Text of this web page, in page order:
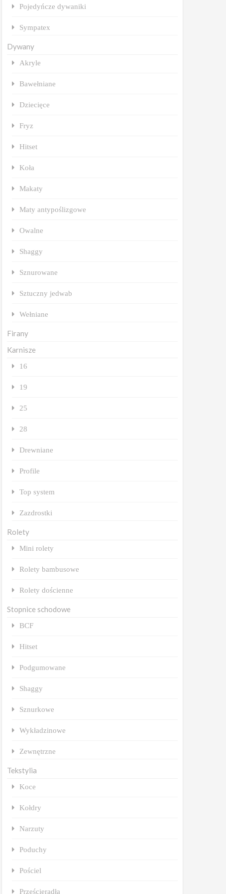
Pojedyńcze dywaniki
Sympatex
Dywany
Akryle
Bawełniane
Dziecięce
Fryz
Hitset
Koła
Makaty
Maty antypoślizgowe
Owalne
Shaggy
Sznurowane
Sztuczny jedwab
Wełniane
Firany
Karnisze
16
19
25
28
Drewniane
Profile
Top system
Zazdrostki
Rolety
Mini rolety
Rolety bambusowe
Rolety dościenne
Stopnice schodowe
BCF
Hitset
Podgumowane
Shaggy
Sznurkowe
Wykładzinowe
Zewnętrzne
Tekstylia
Koce
Kołdry
Narzuty
Poduchy
Pościel
Prześcieradła